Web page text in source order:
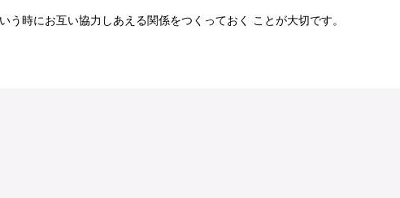
時にお互い協力しあえる関係をつくっておく ことが大切です。